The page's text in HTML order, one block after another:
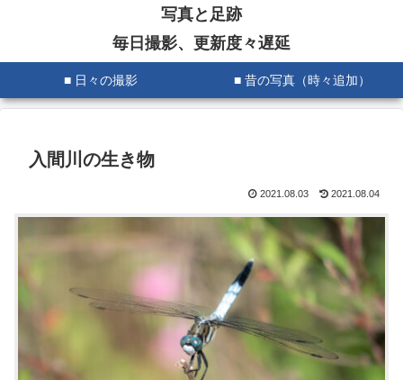
写真と足跡
毎日撮影、更新度々遅延
■ 日々の撮影 ■ 昔の写真（時々追加）
入間川の生き物
2021.08.03 2021.08.04